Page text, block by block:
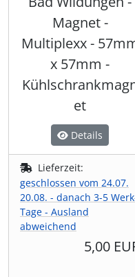
Magnet -
Multiplexx -
x 57mm -
et
Details
Lieferzeit:
geschlossen vom 24.07.
20.08. - danach 3-5
Tage - Ausland
abweichend
5,00
Shisha & Raucherbedarf
Steampunk (28)
Trinkflaschen & -
Trinkhörner, Halter &
Trommeln,
Truhen & Kisten (30)
Umhängetaschen (56)